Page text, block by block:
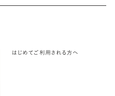
はじめてご利用される方へ